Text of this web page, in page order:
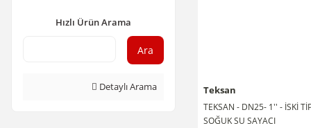
Hızlı Ürün Arama
Ara
Detaylı Arama Teksan
TEKSAN - DN25- 1'' - İSKİ
SOĞUK SU SAYACI